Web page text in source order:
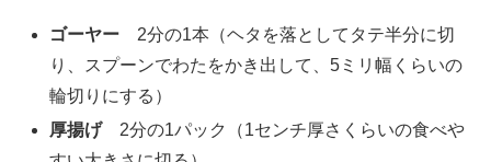
ゴーヤー 2分の1本（ヘタを落としてタテ半分に切
り、スプーンでわたをかき出して、5ミリ幅くらいの
輪切りにする）
厚揚げ 2分の1パック（1センチ厚さくらいの食べや